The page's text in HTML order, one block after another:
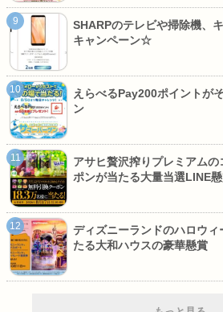
SHARPのテレビや掃除機、
キャンペーン☆
えらべるPay200ポイントが
ン
アサヒ贅沢搾りプレミアム
ポンが当たる大量当選LINE
ディズニーランドのハロウ
たる大和ハウスの豪華懸賞